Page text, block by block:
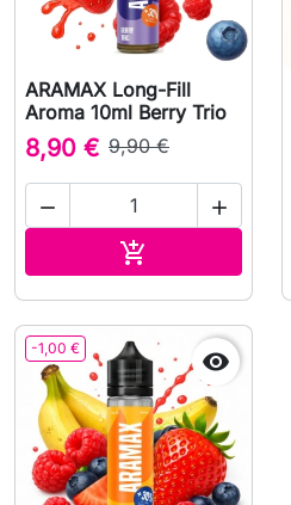
ARAMAX Long-Fill
Aroma 10ml Berry Trio
8,90 € 9,90 €
 

-1,00 € 